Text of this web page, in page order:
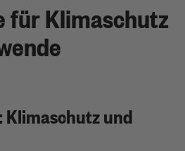
für Klimaschutz
Klimaschutz und